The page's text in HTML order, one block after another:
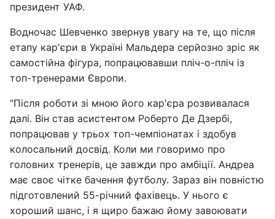
президент УАФ.
Водночас Шевченко звернув увагу на те, що після
етапу кар'єри в Україні Мальдера серйозно зріс як
самостійна фігура, попрацювавши пліч-о-пліч із
топ-тренерами Європи.
"Після роботи зі мною його кар'єра розвивалася
далі. Він став асистентом Роберто Де Дзербі,
попрацював у трьох топ-чемпіонатах і здобув
колосальний досвід. Коли ми говоримо про
головних тренерів, це завжди про амбіції. Андреа
має своє чітке бачення футболу. Зараз він повністю
підготовлений 55-річний фахівець. У нього є
хороший шанс, і я щиро бажаю йому завоювати